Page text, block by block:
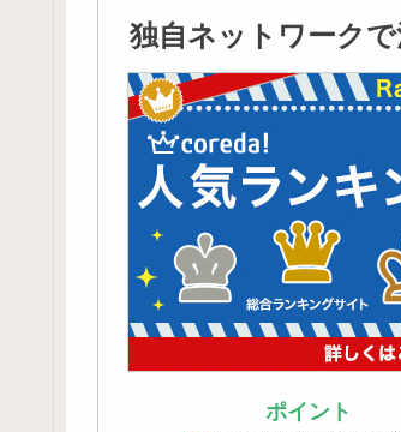
独自ネットワークで
ポイント